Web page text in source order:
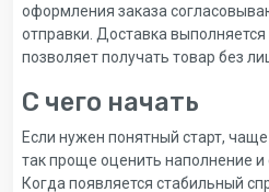
оформления заказа
отправки. Доставка выполняется
позволяет получать товар без
С чего начать
Если нужен понятный старт,
так проще оценить наполнение
Когда появляется стабильный